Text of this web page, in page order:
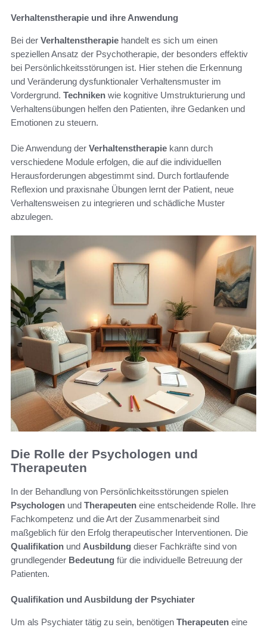
Verhaltenstherapie und ihre Anwendung
Bei der Verhaltenstherapie handelt es sich um einen
speziellen Ansatz der Psychotherapie, der besonders effektiv
bei Persönlichkeitsstörungen ist. Hier stehen die Erkennung
und Veränderung dysfunktionaler Verhaltensmuster im
Vordergrund. Techniken wie kognitive Umstrukturierung und
Verhaltensübungen helfen den Patienten, ihre Gedanken und
Emotionen zu steuern.
Die Anwendung der Verhaltenstherapie kann durch
verschiedene Module erfolgen, die auf die individuellen
Herausforderungen abgestimmt sind. Durch fortlaufende
Reflexion und praxisnahe Übungen lernt der Patient, neue
Verhaltensweisen zu integrieren und schädliche Muster
abzulegen.
Die Rolle der Psychologen und
Therapeuten
In der Behandlung von Persönlichkeitsstörungen spielen
Psychologen und Therapeuten eine entscheidende Rolle. Ihre
Fachkompetenz und die Art der Zusammenarbeit sind
maßgeblich für den Erfolg therapeutischer Interventionen. Die
Qualifikation und Ausbildung dieser Fachkräfte sind von
grundlegender Bedeutung für die individuelle Betreuung der
Patienten.
Qualifikation und Ausbildung der Psychiater
Um als Psychiater tätig zu sein, benötigen Therapeuten eine